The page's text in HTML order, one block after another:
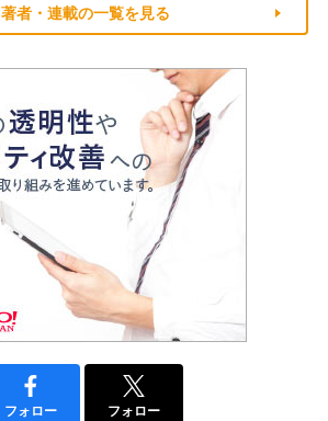
著者・連載の一覧を見る
フォロー フォロー